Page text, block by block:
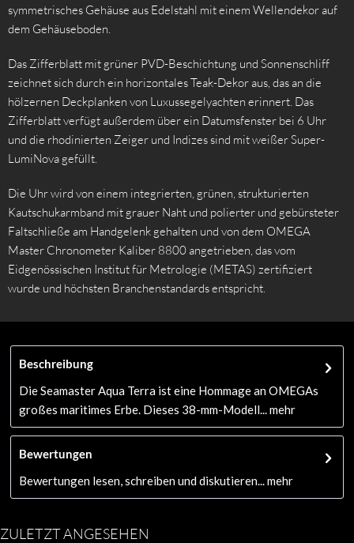
symmetrisches Gehäuse aus Edelstahl mit einem Wellendekor auf
dem Gehäuseboden.
Das Zifferblatt mit grüner PVD-Beschichtung und Sonnenschliff
zeichnet sich durch ein horizontales Teak-Dekor aus, das an die
hölzernen Deckplanken von Luxussegelyachten erinnert. Das
Zifferblatt verfügt außerdem über ein Datumsfenster bei 6 Uhr
und die rhodinierten Zeiger und Indizes sind mit weißer Super-
LumiNova gefüllt.
Die Uhr wird von einem integrierten, grünen, strukturierten
Kautschukarmband mit grauer Naht und polierter und gebürsteter
Faltschließe am Handgelenk gehalten und von dem OMEGA
Master Chronometer Kaliber 8800 angetrieben, das vom
Eidgenössischen Institut für Metrologie (METAS) zertifiziert
wurde und höchsten Branchenstandards entspricht.
Beschreibung
Die Seamaster Aqua Terra ist eine Hommage an OMEGAs
großes maritimes Erbe. Dieses 38-mm-Modell...
mehr
Bewertungen
Bewertungen lesen, schreiben und diskutieren...
mehr
ZULETZT ANGESEHEN